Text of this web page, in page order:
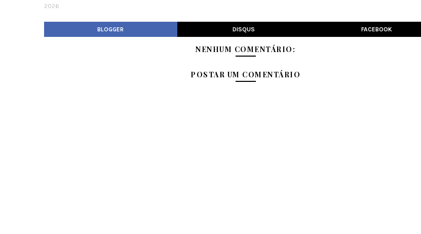
2026
BLOGGER DISQUS FACEBOOK
NENHUM COMENTÁRIO:
POSTAR UM COMENTÁRIO